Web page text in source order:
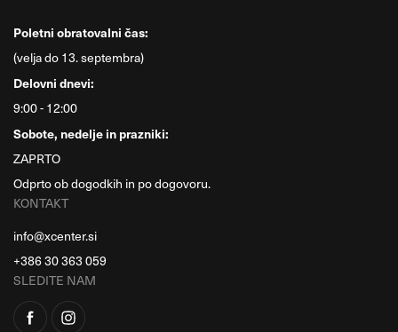
Poletni obratovalni čas:
(velja do 13. septembra)
Delovni dnevi:
9:00 - 12:00
Sobote, nedelje in prazniki:
ZAPRTO
Odprto ob dogodkih in po dogovoru.
KONTAKT
info@xcenter.si
+386 30 363 059
SLEDITE NAM